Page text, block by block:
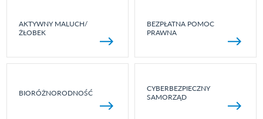
AKTYWNY MALUCH/
ŻŁOBEK
BEZPŁATNA POMOC
PRAWNA
BIORÓŻNORODNOŚĆ
CYBERBEZPIECZNY
SAMORZĄD